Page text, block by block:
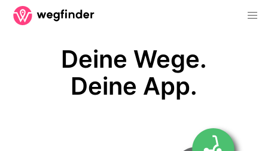
Deine Wege.
Deine App.